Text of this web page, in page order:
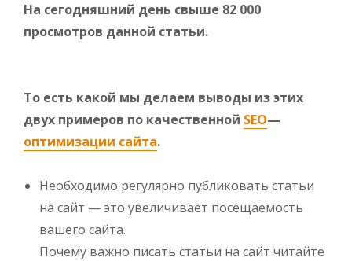
На сегодняшний день свыше 82 000
просмотров данной статьи.
То есть какой мы делаем выводы из этих
двух примеров по качественной SEO—
оптимизации сайта.
Необходимо регулярно публиковать статьи
на сайт — это увеличивает посещаемость
вашего сайта.
Почему важно писать статьи на сайт читайте